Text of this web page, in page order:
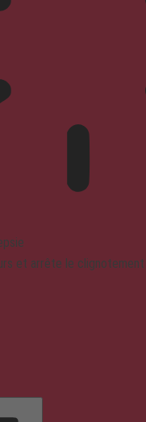
et arrête le clignotement